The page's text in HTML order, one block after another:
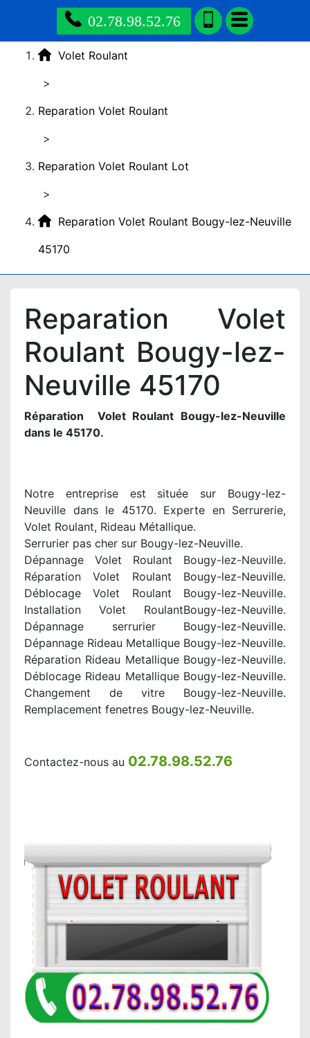
02.78.98.52.76
Volet Roulant
>
Reparation Volet Roulant
>
Reparation Volet Roulant Lot
>
Reparation Volet Roulant Bougy-lez-Neuville
45170
Reparation Volet
Roulant Bougy-lez-
Neuville 45170
Réparation Volet Roulant Bougy-lez-Neuville
dans le 45170.
Notre entreprise est située sur Bougy-lez-
Neuville dans le 45170. Experte en Serrurerie,
Volet Roulant, Rideau Métallique.
Serrurier pas cher sur Bougy-lez-Neuville.
Dépannage Volet Roulant Bougy-lez-Neuville.
Réparation Volet Roulant Bougy-lez-Neuville.
Déblocage Volet Roulant Bougy-lez-Neuville.
Installation Volet RoulantBougy-lez-Neuville.
Dépannage serrurier Bougy-lez-Neuville.
Dépannage Rideau Metallique Bougy-lez-Neuville.
Réparation Rideau Metallique Bougy-lez-Neuville.
Déblocage Rideau Metallique Bougy-lez-Neuville.
Changement de vitre Bougy-lez-Neuville.
Remplacement fenetres Bougy-lez-Neuville.
Contactez-nous au 02.78.98.52.76